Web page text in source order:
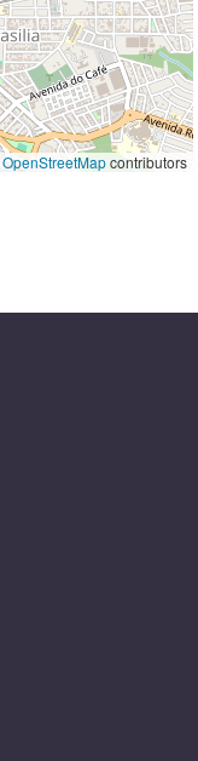
OpenStreetMapcontributors